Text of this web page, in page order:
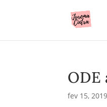
ODE
fev 15, 2019